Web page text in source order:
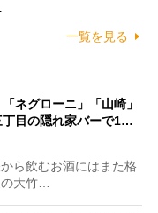
一覧を見る
ネグローニ」「山崎」
丁目の隠れ家バーで1…
ら飲むお酒にはまた格
大竹…